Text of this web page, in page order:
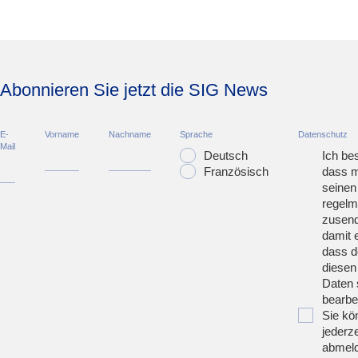
Abonnieren Sie jetzt die SIG News
E-
Mail
Vorname Nachname Sprache
Deutsch
Französisch
Datenschutz
Ich
dass
damit
dass
Daten
Sie